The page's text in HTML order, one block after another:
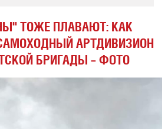
ТОЖЕ ПЛАВАЮТ: КАК
АРТДИВИЗИОН
БРИГАДЫ – ФОТО